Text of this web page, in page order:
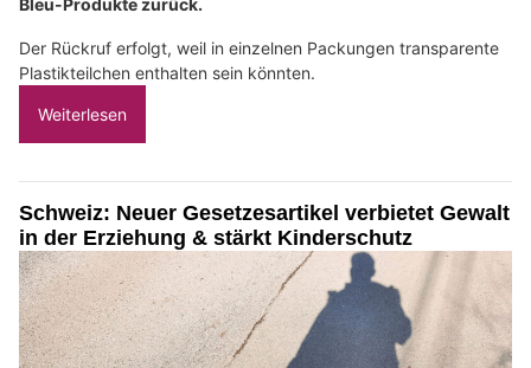
Bleu-Produkte zurück.
Der Rückruf erfolgt, weil in einzelnen Packungen transparente
Plastikteilchen enthalten sein könnten.
Weiterlesen
Schweiz: Neuer Gesetzesartikel verbietet Gewalt
in der Erziehung & stärkt Kinderschutz